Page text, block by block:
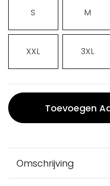
S M
XXL 3XL
Toevoegen
Omschrijving